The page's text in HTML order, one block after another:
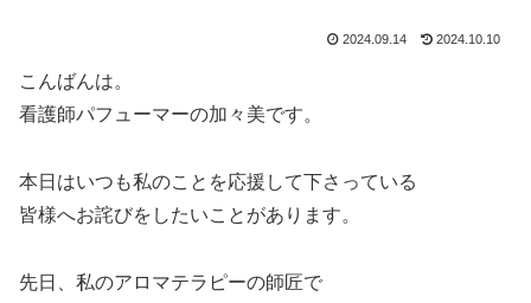
2024.09.14 2024.10.10
こんばんは。
看護師パフューマーの加々美です。
本日はいつも私のことを応援して下さっている
皆様へお詫びをしたいことがあります。
先日、私のアロマテラピーの師匠で